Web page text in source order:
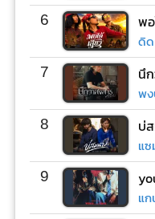
6 พ
ดิ
7 นึ
พ
8 บ่
แ
9